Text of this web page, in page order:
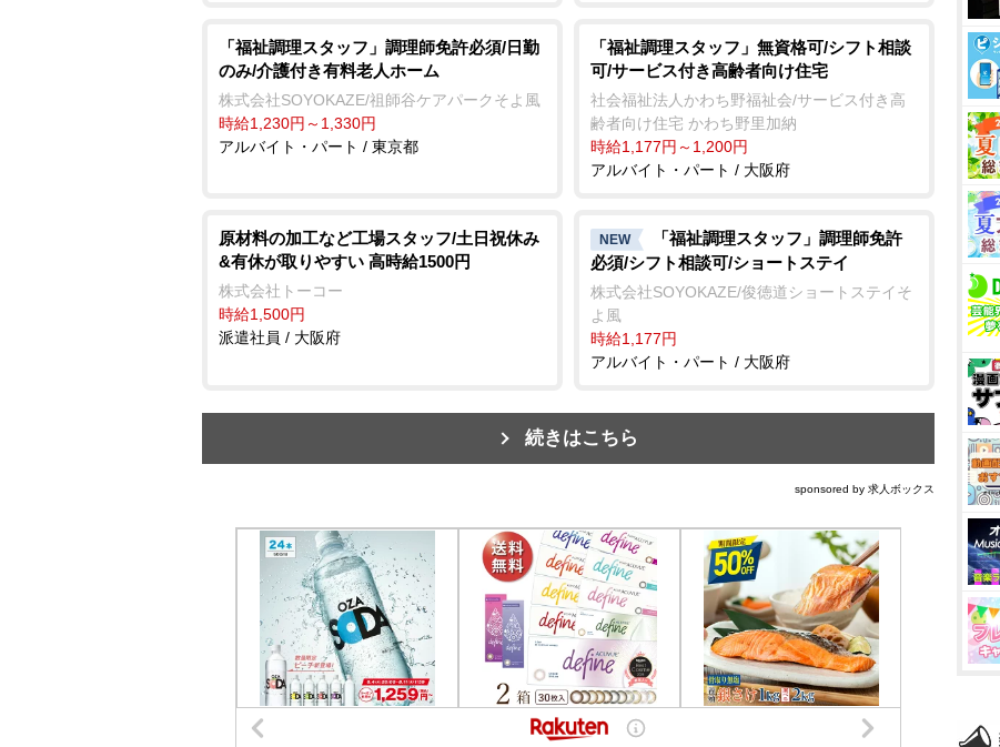
「福祉調理スタッフ」調理師免許必須/日勤
のみ/介護付き有料老人ホーム
株式会社SOYOKAZE/祖師谷ケアパークそよ風
時給1,230円～1,330円
アルバイト・パート / 東京都
「福祉調理スタッフ」無資格可/シフト相談
可/サービス付き高齢者向け住宅
社会福祉法人かわち野福祉会/サービス付き高
齢者向け住宅 かわち野里加納
時給1,177円～1,200円
アルバイト・パート / 大阪府
原材料の加工など工場スタッフ/土日祝休み
&有休が取りやすい 高時給1500円
株式会社トーコー
時給1,500円
派遣社員 / 大阪府
NEW
「福祉調理スタッフ」調理師免許
必須/シフト相談可/ショートステイ
株式会社SOYOKAZE/俊徳道ショートステイそ
よ風
時給1,177円
アルバイト・パート / 大阪府
続きはこちら
sponsored by 求人ボックス